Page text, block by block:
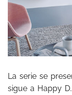
La serie se
sigue a Happy